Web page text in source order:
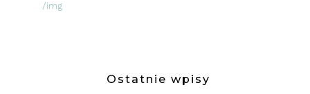
/img
Ostatnie wpisy